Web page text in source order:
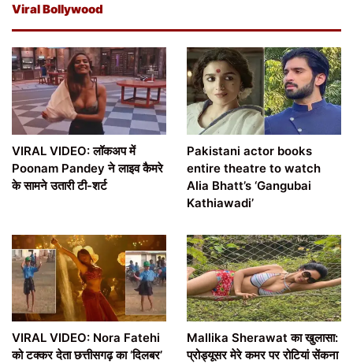
Viral Bollywood
VIRAL VIDEO: लॉकअप में
Poonam Pandey ने लाइव कैमरे
के सामने उतारी टी-शर्ट
Pakistani actor books
entire theatre to watch
Alia Bhatt’s ‘Gangubai
Kathiawadi’
VIRAL VIDEO: Nora Fatehi
को टक्कर देता छत्तीसगढ़ का ‘दिलबर’
Mallika Sherawat का खुलासा:
प्रोड्यूसर मेरे कमर पर रोटियां सेंकना